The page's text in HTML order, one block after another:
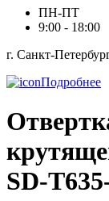
ПН-ПТ
9:00 - 18:00
г. Санкт-
Подробнее
SD-